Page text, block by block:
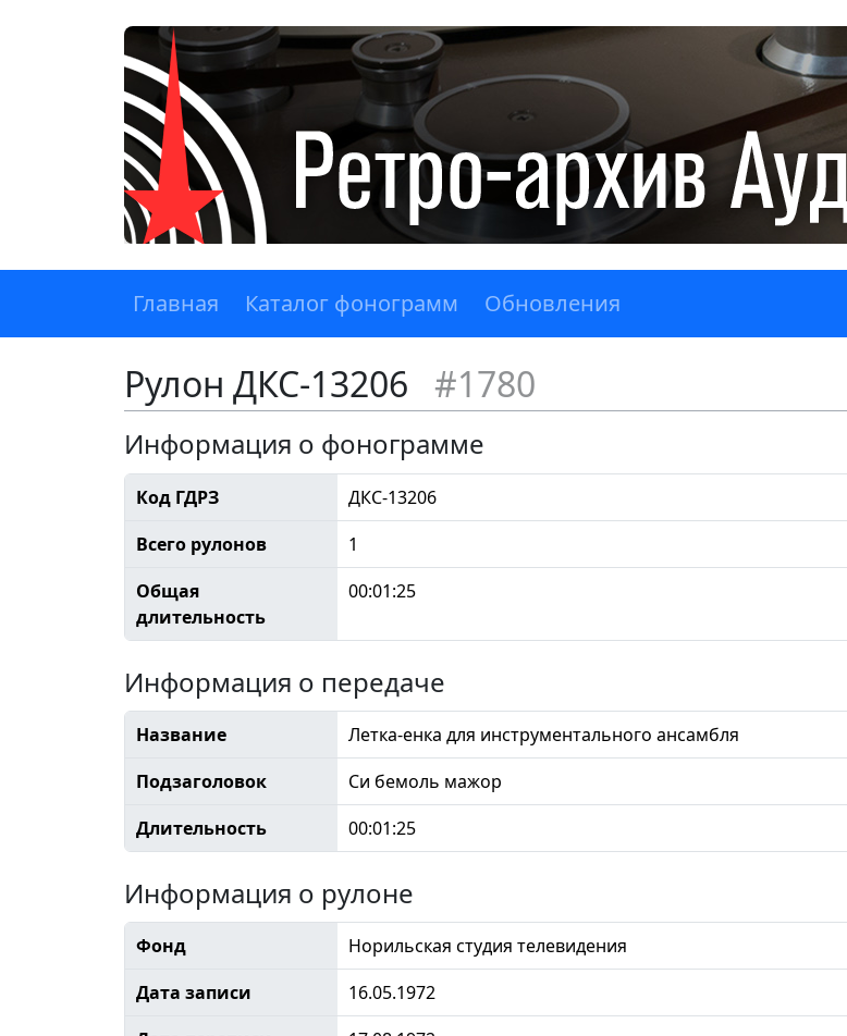
Главная Каталог фонограмм Обновления
Рулон ДКС-13206 #1780
Информация о фонограмме
Код ГДРЗ
ДКС-13206
Всего рулонов
1
Общая
длительность
00:01:25
Информация о передаче
Название
Летка-енка для инструментального ансамбля
Подзаголовок
Си бемоль мажор
Длительность
00:01:25
Информация о рулоне
Фонд
Норильская студия телевидения
Дата записи
16.05.1972